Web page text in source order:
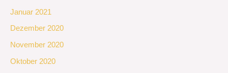
Januar 2021
Dezember 2020
November 2020
Oktober 2020